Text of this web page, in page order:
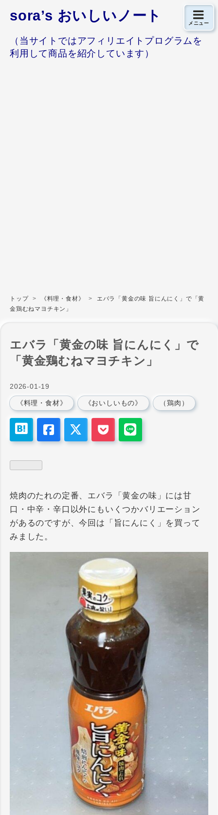
sora’s おいしいノート
（当サイトではアフィリエイトプログラムを
利用して商品を紹介しています）
メニュー
トップ > 《料理・食材》 >
エバラ「黄金の味 旨にんにく」で「黄
金鶏むねマヨチキン」
2026-01 -19
エバラ「黄金の味 旨にんにく」で
「黄金鶏むねマヨチキン」
《料理・食材》 《おいしいもの》 （鶏肉）
焼肉のたれの定番、エバラ「黄金の味」には甘
口・中辛・辛口以外にもいくつかバリエーション
があるのですが、今回は「旨にんにく」を買って
みました。